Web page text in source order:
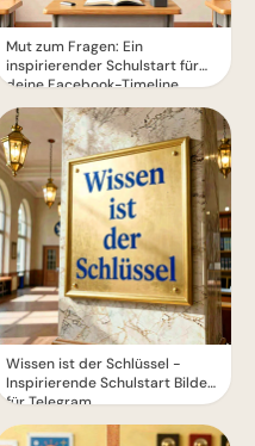
Mut zum Fragen: Ein
inspirierender Schulstart für
deine Facebook-Timeline
Wissen ist der Schlüssel -
Inspirierende Schulstart Bilder
für Telegram